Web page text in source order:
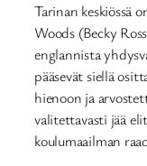
Tarinan keskiössä
Woods (Becky
englannista
pääsevät siellä
hienoon ja
valitettavasti jää
koulumaailman